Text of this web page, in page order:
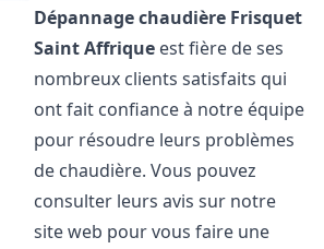
Dépannage chaudière Frisquet
Saint Affrique est fière de ses
nombreux clients satisfaits qui
ont fait confiance à notre équipe
pour résoudre leurs problèmes
de chaudière. Vous pouvez
consulter leurs avis sur notre
site web pour vous faire une